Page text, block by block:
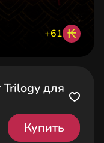
+61 ₭
для
Купить